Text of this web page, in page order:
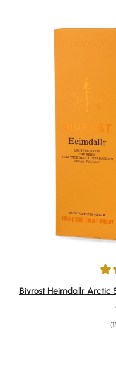
Average rating of 4.5
Bivrost Heimdallr Arctic